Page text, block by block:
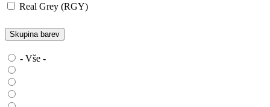
Real Grey (RGY)
Granite Grey (GRG)
Grey Steel (GRS)
Dark Grey Melange (DGM)
Skupina barev
- Vše -